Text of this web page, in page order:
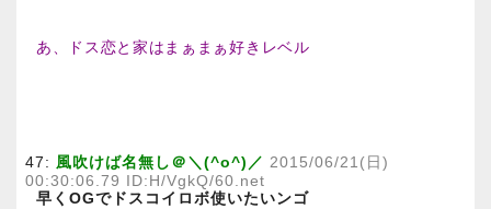
あ、ドス恋と家はまぁまぁ好きレベル
47: 風吹けば名無し＠＼(^o^)／ 2015/06/21(日)
00:30:06.79 ID:H/VgkQ/60.net
早くOGでドスコイロボ使いたいンゴ